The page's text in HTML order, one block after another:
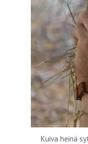
Kuiva heinä